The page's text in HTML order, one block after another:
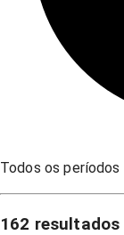
Todos os períodos
162 resultados